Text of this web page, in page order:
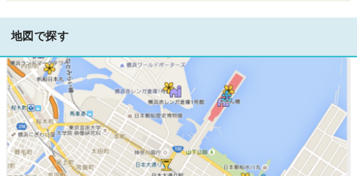
地図で探す